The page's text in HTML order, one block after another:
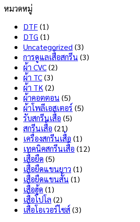
หมวดหมู่
DTF(1)
DTG (1)
Uncategorized (3)
การดูแลเสื้อสกรีน (3)
ผ้า CVC(2)
ผ้า TC(3)
ผ้า TK (2)
ผ้าคอตตอน (5)
ผ้าโพลีเอสเตอร์ (5)
รับสกรีนเสื้อ (5)
สกรีนเสื้อ (21)
เครื่องสกรีนเสื้อ (1)
เทคนิคสกรีนเสื้อ (12)
เสื้อยืด (5)
เสื้อยืดแขนยาว (1)
เสื้อยืดแขนสั้น (1)
เสื้อฮู้ด (1)
เสื้อโปโล (2)
เสื้อโอเวอร์ไซส์(3)